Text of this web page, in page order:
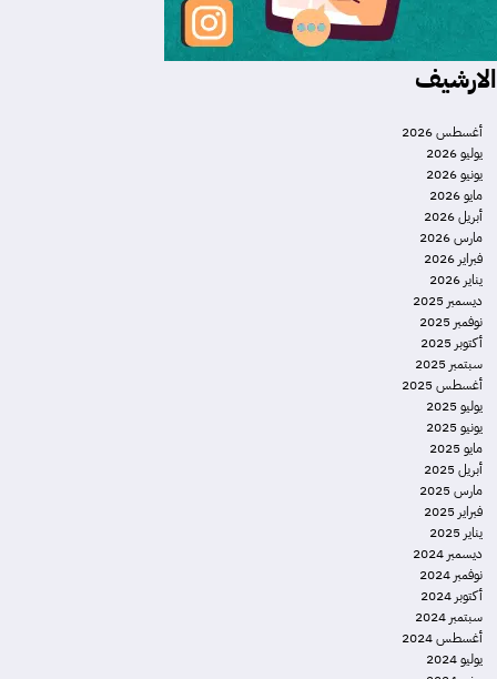
الارشيف
أغسطس 2026
يوليو 2026
يونيو 2026
مايو 2026
أبريل 2026
مارس 2026
فبراير 2026
يناير 2026
ديسمبر 2025
نوفمبر 2025
أكتوبر 2025
سبتمبر 2025
أغسطس 2025
يوليو 2025
يونيو 2025
مايو 2025
أبريل 2025
مارس 2025
فبراير 2025
يناير 2025
ديسمبر 2024
نوفمبر 2024
أكتوبر 2024
سبتمبر 2024
أغسطس 2024
يوليو 2024